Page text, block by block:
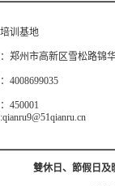
训基地
郑州市高新区雪松路锦
4008699035
450001
雙休日、節假日及